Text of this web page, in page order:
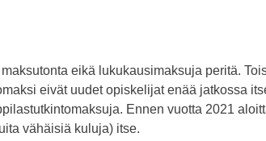
eikä lukukausimaksuja peritä.
eivät uudet opiskelijat enää jatkossa
Ennen vuotta 2021
vähäisiä kuluja) itse.